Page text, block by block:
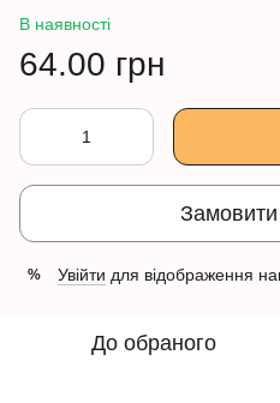
В наявності
64.00 грн
% Увійти для відображення
До обраного